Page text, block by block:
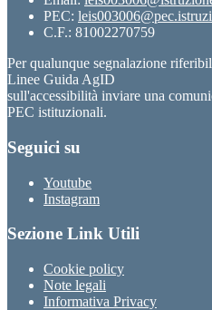
PEC:
C.F.: 81002270759
Per qualunque segnalazione
Linee Guida AgID
sull'accessibilità inviare una
PEC istituzionali.
Seguici su
Youtube
Instagram
Sezione Link Utili
Cookie policy
Note legali
Informativa Privacy